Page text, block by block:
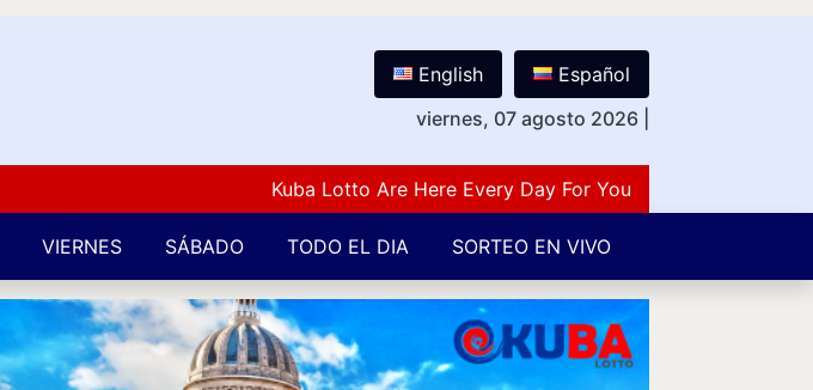
English
Español
viernes, 07 agosto 2026
Kuba Lotto Are Here Every Day For You Lovers Of Number
VIERNES SÁBADO TODO EL DIA SORTEO EN VIVO